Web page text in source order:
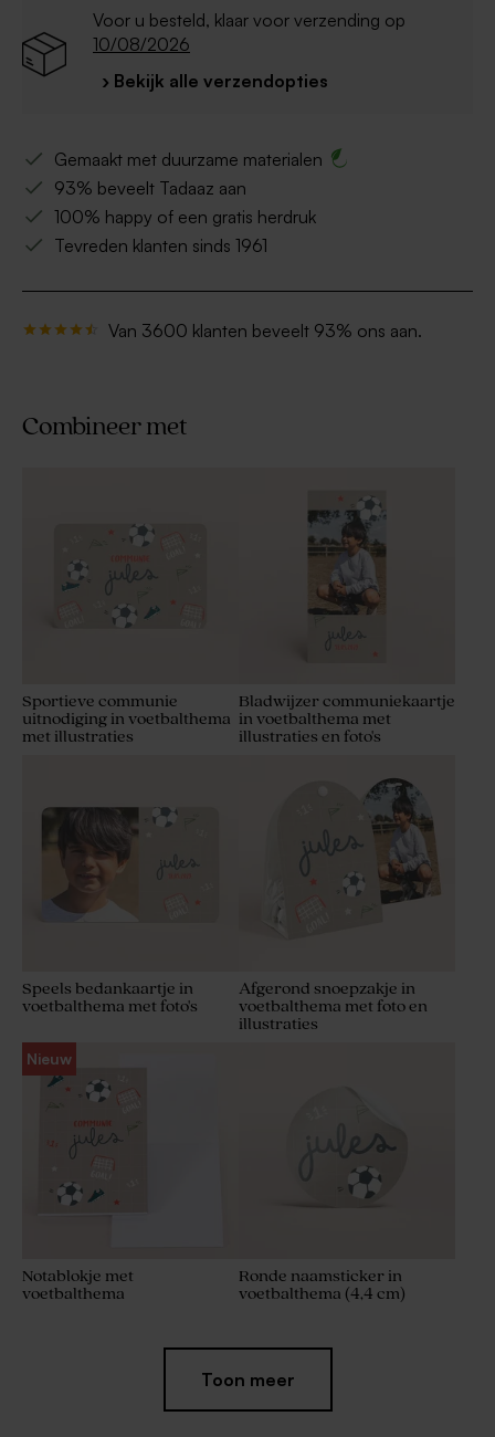
Voor u besteld, klaar voor verzending op
10/08/2026
› Bekijk alle verzendopties
Gemaakt met duurzame materialen
93% beveelt Tadaaz aan
100% happy of een gratis herdruk
Tevreden klanten sinds 1961
Van 3600 klanten beveelt 93% ons aan.
Combineer met
Sportieve communie
uitnodiging in voetbalthema
met illustraties
Bladwijzer communiekaartje
in voetbalthema met
illustraties en foto's
Speels bedankaartje in
voetbalthema met foto's
Afgerond snoepzakje in
voetbalthema met foto en
illustraties
Nieuw
Notablokje met
voetbalthema
Ronde naamsticker in
voetbalthema (4,4 cm)
Toon meer